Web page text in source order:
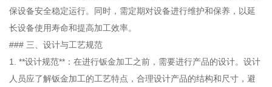
保设备安全稳定运行。同时，需定期对设备进行维护和保养，以延
长设备使用寿命和提高加工效率。
### 三、设计与工艺规范
1. **设计规范**：在进行钣金加工之前，需要进行产品的设计。设计
人员应了解钣金加工的工艺特点，合理设计产品的结构和尺寸，避